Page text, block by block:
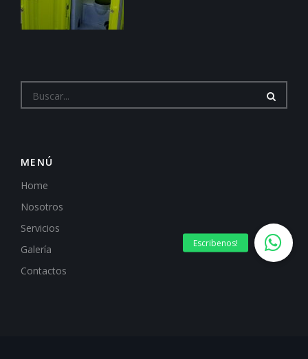
MENÚ
Home
Nosotros
Servicios
Galería
Contactos